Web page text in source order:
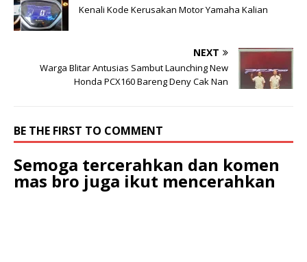
Kenali Kode Kerusakan Motor Yamaha Kalian
NEXT
Warga Blitar Antusias Sambut Launching New
Honda PCX160 Bareng Deny Cak Nan
BE THE FIRST TO COMMENT
Semoga tercerahkan dan komen
mas bro juga ikut mencerahkan